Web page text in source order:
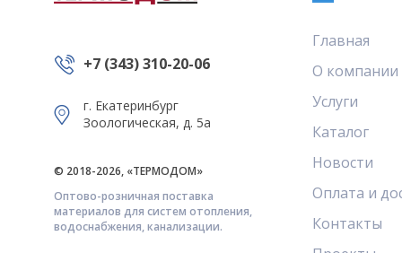
+7 (343) 310-20-06
г. Екатеринбург
Зоологическая, д. 5а
© 2018-2026, «ТЕРМОДОМ»
Оптово-розничная поставка
материалов для систем отопления,
водоснабжения, канализации.
Главная
О компании
Услуги
Каталог
Новости
Оплата и
Контакты